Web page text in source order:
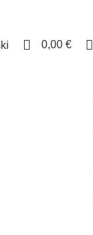
0,00 €